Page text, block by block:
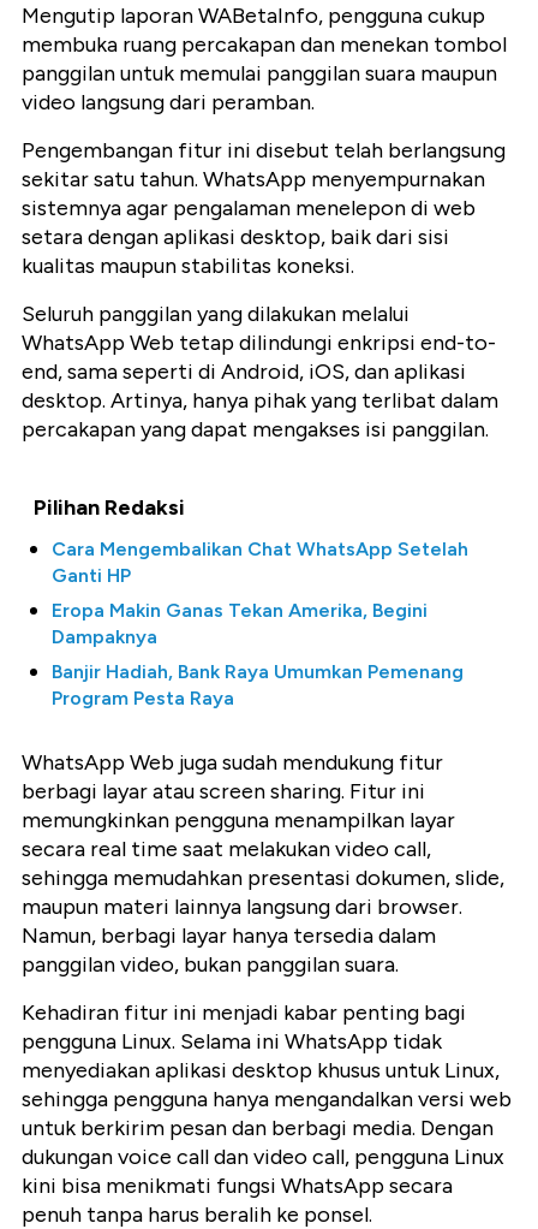
Mengutip laporan WABetaInfo, pengguna cukup
membuka ruang percakapan dan menekan tombol
panggilan untuk memulai panggilan suara maupun
video langsung dari peramban.
Pengembangan fitur ini disebut telah berlangsung
sekitar satu tahun. WhatsApp menyempurnakan
sistemnya agar pengalaman menelepon di web
setara dengan aplikasi desktop, baik dari sisi
kualitas maupun stabilitas koneksi.
Seluruh panggilan yang dilakukan melalui
WhatsApp Web tetap dilindungi enkripsi end-to-
end, sama seperti di Android, iOS, dan aplikasi
desktop. Artinya, hanya pihak yang terlibat dalam
percakapan yang dapat mengakses isi panggilan.
Pilihan Redaksi
Cara Mengembalikan Chat WhatsApp Setelah
Ganti HP
Eropa Makin Ganas Tekan Amerika, Begini
Dampaknya
Banjir Hadiah, Bank Raya Umumkan Pemenang
Program Pesta Raya
WhatsApp Web juga sudah mendukung fitur
berbagi layar atau screen sharing. Fitur ini
memungkinkan pengguna menampilkan layar
secara real time saat melakukan video call,
sehingga memudahkan presentasi dokumen, slide,
maupun materi lainnya langsung dari browser.
Namun, berbagi layar hanya tersedia dalam
panggilan video, bukan panggilan suara.
Kehadiran fitur ini menjadi kabar penting bagi
pengguna Linux. Selama ini WhatsApp tidak
menyediakan aplikasi desktop khusus untuk Linux,
sehingga pengguna hanya mengandalkan versi web
untuk berkirim pesan dan berbagi media. Dengan
dukungan voice call dan video call, pengguna Linux
kini bisa menikmati fungsi WhatsApp secara
penuh tanpa harus beralih ke ponsel.